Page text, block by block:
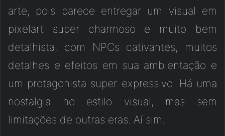
arte, pois parece entregar um visual em
pixelart super charmoso e muito bem
detalhista, com NPCs cativantes, muitos
detalhes e efeitos em sua ambientação e
um protagonista super expressivo. Há uma
nostalgia no estilo visual, mas sem
limitações de outras eras. Aí sim.